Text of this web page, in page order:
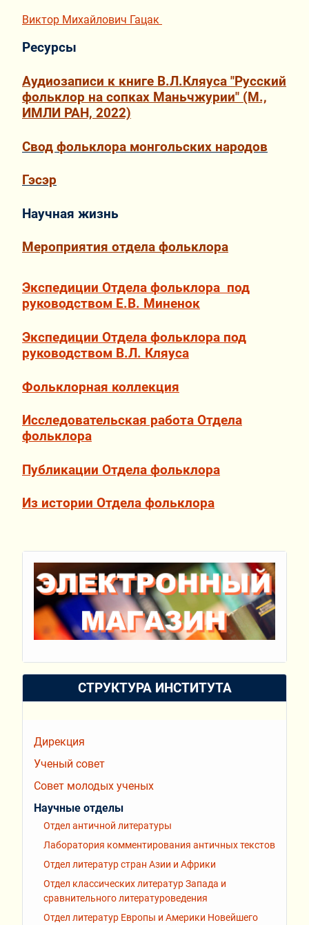
Виктор Михайлович Гацак
Ресурсы
Аудиозаписи к книге В.Л.Кляуса "Русский
фольклор на сопках Маньчжурии" (М.,
ИМЛИ РАН, 2022)
Свод фольклора монгольских народов
Гэсэр
Научная жизнь
Мероприятия отдела фольклора
Экспедиции Отдела фольклора под
руководством Е.В. Миненок
Экспедиции Отдела фольклора под
руководством В.Л. Кляуса
Фольклорная коллекция
Исследовательская работа Отдела
фольклора
Публикации Отдела фольклора
Из истории Отдела фольклора
СТРУКТУРА ИНСТИТУТА
Дирекция
Ученый совет
Совет молодых ученых
Научные отделы
Отдел античной литературы
Лаборатория комментирования античных текстов
Отдел литератур стран Азии и Африки
Отдел классических литератур Запада и
сравнительного литературоведения
Отдел литератур Европы и Америки Новейшего